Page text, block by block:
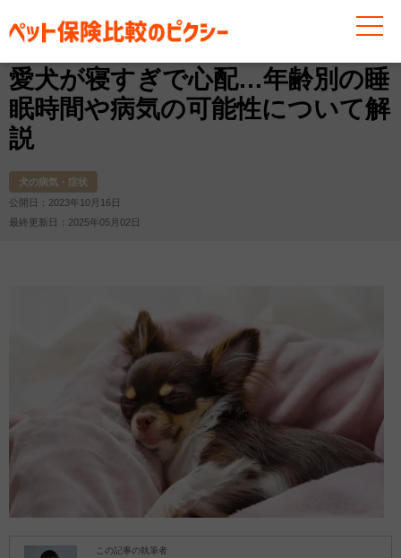
お役立ち情報 犬 犬の病気・症状 愛犬が寝すぎで
愛犬が寝すぎで心配…年齢別の睡
眠時間や病気の可能性について解
説
犬の病気・症状
公開日：2023年10月16日
最終更新日：2025年05月02日
この記事の執筆者